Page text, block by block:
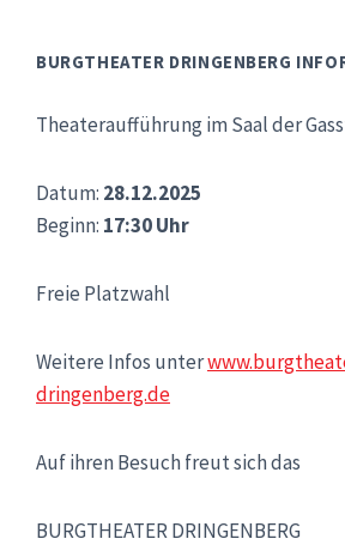
BURGTHEATER DRINGENBERG
Theateraufführung im Saal der
Datum: 28.12.2025
Beginn: 17:30 Uhr
Freie Platzwahl
Weitere Infos unter
dringenberg.de
Auf ihren Besuch freut sich das
BURGTHEATER DRINGENBERG